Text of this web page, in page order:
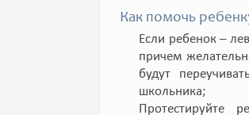
Как помочь
Если ребенок –
причем
будут
школьника;
Протестируйте